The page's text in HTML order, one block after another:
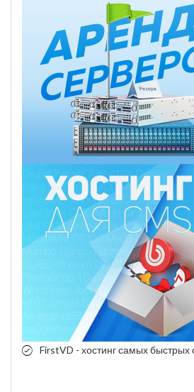
FirstVD - хостинг самых быстрых